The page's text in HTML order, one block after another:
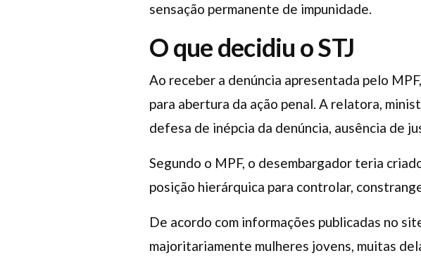
sensação permanente de impunidade.
O que decidiu o STJ
Ao receber a denúncia apresentada pelo
para abertura da ação penal. A relatora,
defesa de inépcia da denúncia, ausência de
Segundo o MPF, o desembargador teria
posição hierárquica para controlar,
De acordo com informações publicadas no
majoritariamente mulheres jovens, muitas